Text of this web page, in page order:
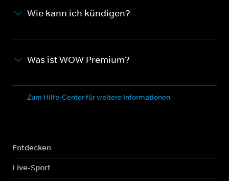
Wie kann ich kündigen?
Was ist WOW Premium?
Zum Hilfe-Center für weitere Informationen
Entdecken
Live-Sport